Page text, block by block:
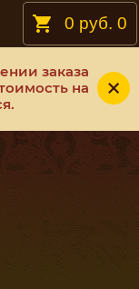
заказа
на
0 руб. 0